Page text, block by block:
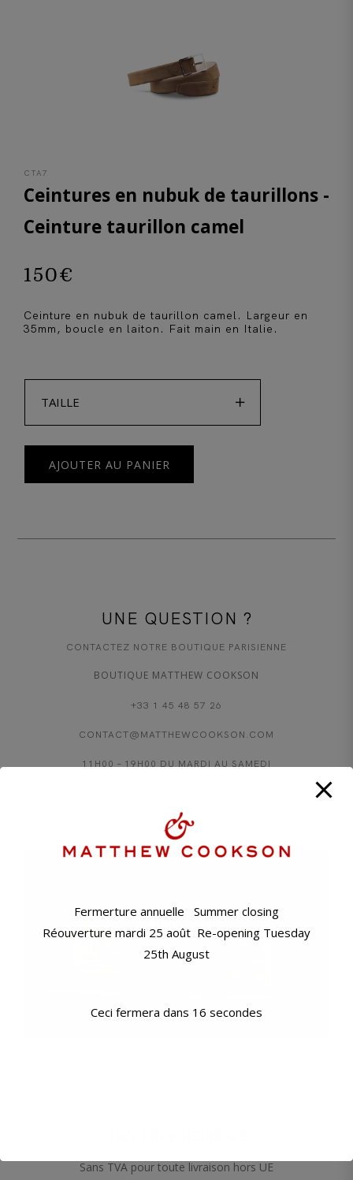
CTA7
Ceintures en nubuk de taurillons -
Ceinture taurillon camel
150€
Ceinture en nubuk de taurillon camel. Largeur en
35mm, boucle en laiton. Fait main en Italie.
TAILLE
AJOUTER AU PANIER
UNE QUESTION ?
CONTACTEZ NOTRE BOUTIQUE PARISIENNE
BOUTIQUE MATTHEW COOKSON
+33 1 45 48 57 26
CONTACT@MATTHEWCOOKSON.COM
11H00 – 19H00 DU MARDI AU SAMEDI
11 BD RASPAIL - 75007 PARIS
Sans TVA pour toute livraison hors UE
Fermerture annuelle Summer closing
Réouverture mardi 25 août Re-opening Tuesday
25th August
Ceci fermera dans 16 secondes